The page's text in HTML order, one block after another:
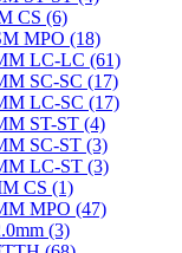
CS (6)
MPO (18)
LC-LC (61)
SC-SC (17)
LC-SC (17)
ST-ST (4)
SC-ST (3)
LC-ST (3)
CS (1)
MPO (47)
(3)